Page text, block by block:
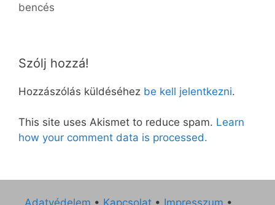
bencés
Szólj hozzá!
Hozzászólás küldéséhez be kell jelentkezni.
This site uses Akismet to reduce spam. Learn
how your comment data is processed.
Adatvédelem • Kapcsolat • Impresszum •